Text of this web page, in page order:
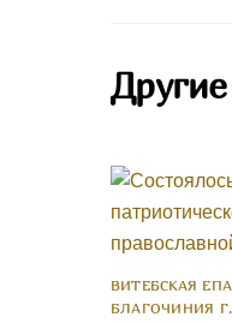
ВИТЕБСКАЯ
БЛАГОЧИНИЯ